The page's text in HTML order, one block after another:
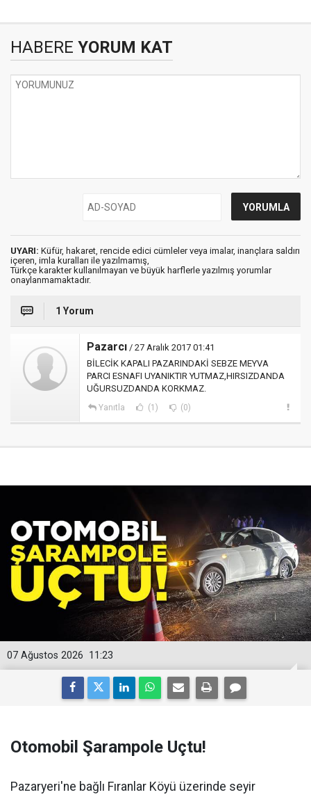
HABERE YORUM KAT
UYARI: Küfür, hakaret, rencide edici cümleler veya imalar, inançlara saldırı
içeren, imla kuralları ile yazılmamış,
Türkçe karakter kullanılmayan ve büyük harflerle yazılmış yorumlar
onaylanmamaktadır.
1 Yorum
Pazarcı / 27 Aralık 2017 01:41
BİLECİK KAPALI PAZARINDAKİ SEBZE MEYVA
PARCI ESNAFI UYANIKTIR YUTMAZ,HIRSIZDANDA
UĞURSUZDANDA KORKMAZ.
Yanıtla (1) (0)
11:23
07 Ağustos 2026
Otomobil Şarampole Uçtu!
Pazaryeri'ne bağlı Fıranlar Köyü üzerinde seyir